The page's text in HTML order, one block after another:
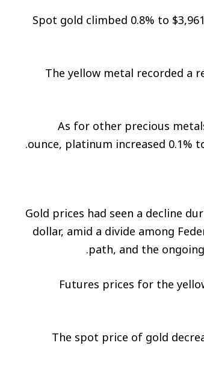
Spot gold climbed 0.8% to
The yellow metal recorded a
As for other precious
ounce, platinum increased 0.1%
Gold prices had seen a decline
dollar, amid a divide among
path, and the
Futures prices for the
The spot price of gold